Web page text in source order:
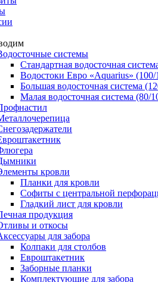
системы
Стандартная водосточная
Водостоки Евро «Aquarius»
Большая водосточная система
Малая водосточная система (80/
кровли
Планки для кровли
Софиты с центральной
Гладкий лист для кровли
продукция
и откосы
для забора
Колпаки для столбов
Евроштакетник
Заборные планки
Комплектующие для забора